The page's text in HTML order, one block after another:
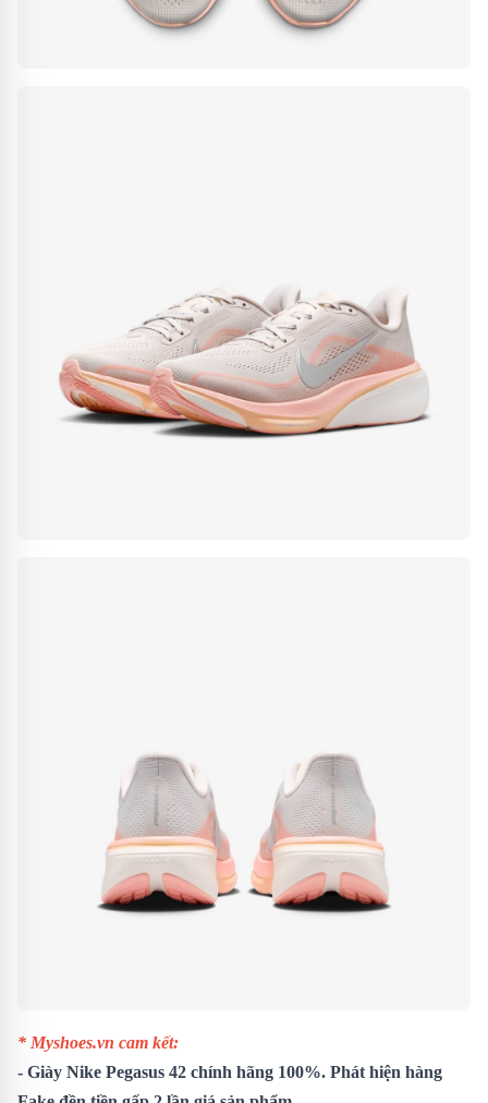
* Myshoes.vn cam kết:
- Giày Nike Pegasus 42 chính hãng 100%. Phát hiện hàng